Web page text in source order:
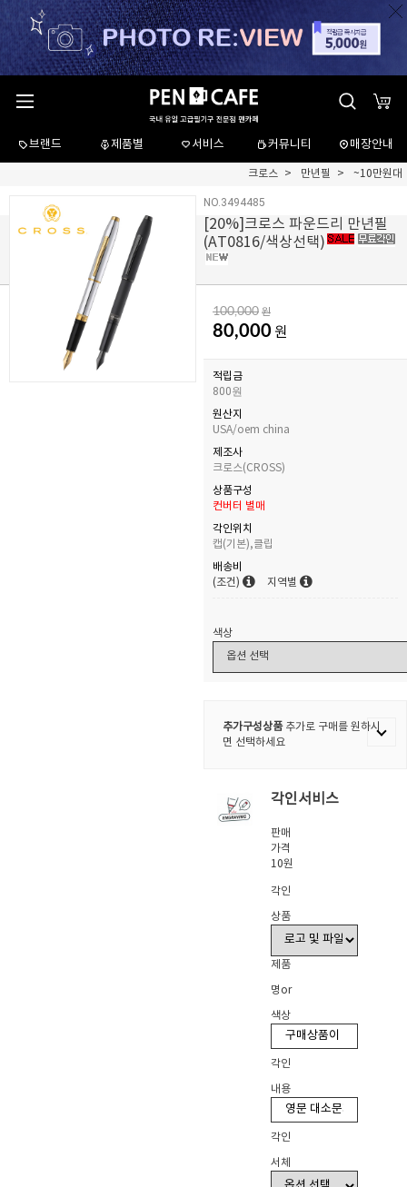
브랜드 제품별 서비스 커뮤니티 매장안내
크로스 만년필 ~10만원대
NO.3494485
[20%]크로스 파운드리 만년필
(AT0816/색상선택)
100,000 원
80,000 원
적립금
800원
원산지
USA/oem china
제조사
크로스(CROSS)
상품구성
컨버터 별매
각인위치
캡(기본),클립
배송비
(조건)
지역별
색상
추가구성상품추가로 구매를 원하시
면 선택하세요
각인서비스
판매
가격
10원
각인
상품
제품
명or
색상
각인
내용
각인
서체